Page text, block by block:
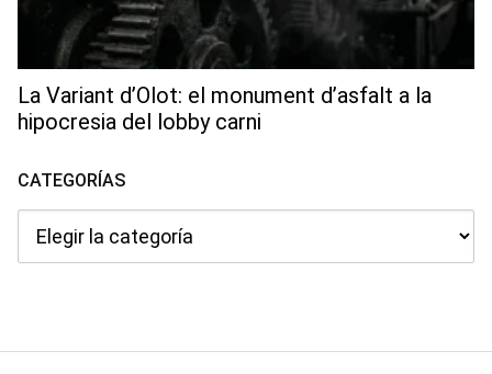
La Variant d’Olot: el monument d’asfalt a la
hipocresia del lobby carni
CATEGORÍAS